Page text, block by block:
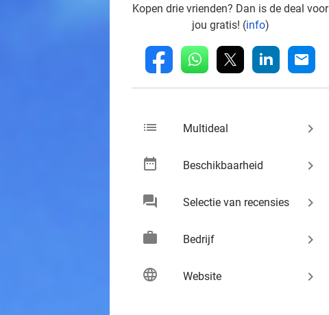
Kopen drie vrienden? Dan is de deal voor
jou gratis! (info)
fb whatsapp linkedin mail
list Multideal keyboard_arrow_right
date_range Beschikbaarheid keyboard_arrow_right
chat Selectie van recensies keyboard_arrow_right
work Bedrijf keyboard_arrow_right
language Website keyboard_arrow_right